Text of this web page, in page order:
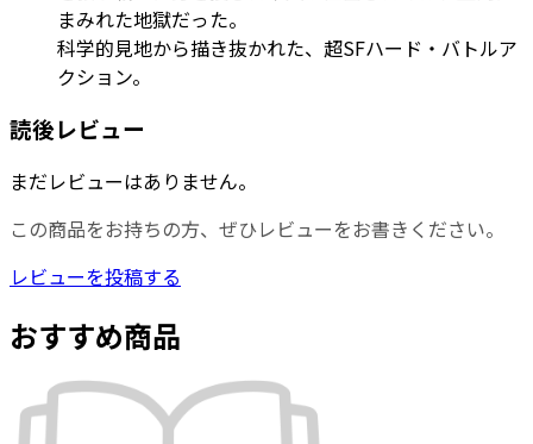
まみれた地獄だった。
科学的見地から描き抜かれた、超SFハード・バトルア
クション。
読後レビュー
まだレビューはありません。
この商品をお持ちの方、ぜひレビューをお書きください。
レビューを投稿する
おすすめ商品